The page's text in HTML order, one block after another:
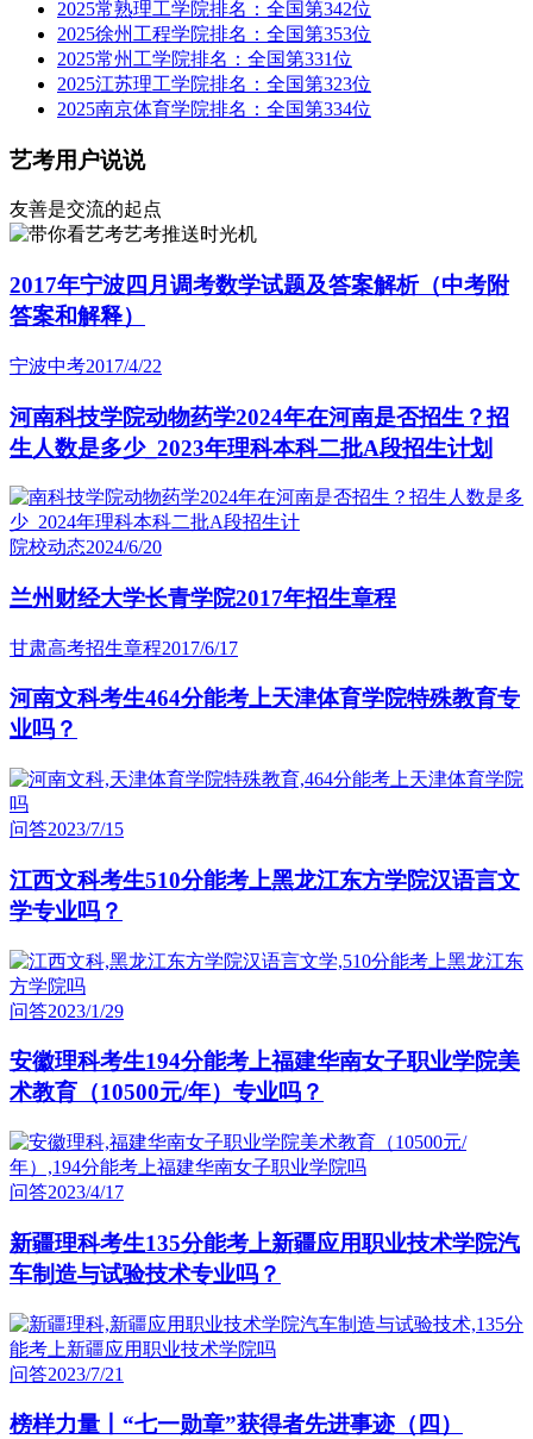
2025常熟理工学院排名：全国第342位
2025徐州工程学院排名：全国第353位
2025常州工学院排名：全国第331位
2025江苏理工学院排名：全国第323位
2025南京体育学院排名：全国第334位
艺考用户说说
友善是交流的起点
艺考推送时光机
2017年宁波四月调考数学试题及答案解析（中考附
答案和解释）
宁波中考2017/4/22
河南科技学院动物药学2024年在河南是否招生？招
生人数是多少_2023年理科本科二批A段招生计划
院校动态2024/6/20
兰州财经大学长青学院2017年招生章程
甘肃高考招生章程2017/6/17
河南文科考生464分能考上天津体育学院特殊教育专
业吗？
问答2023/7/15
江西文科考生510分能考上黑龙江东方学院汉语言文
学专业吗？
问答2023/1/29
安徽理科考生194分能考上福建华南女子职业学院美
术教育（10500元/年）专业吗？
问答2023/4/17
新疆理科考生135分能考上新疆应用职业技术学院汽
车制造与试验技术专业吗？
问答2023/7/21
榜样力量丨“七一勋章”获得者先进事迹（四）